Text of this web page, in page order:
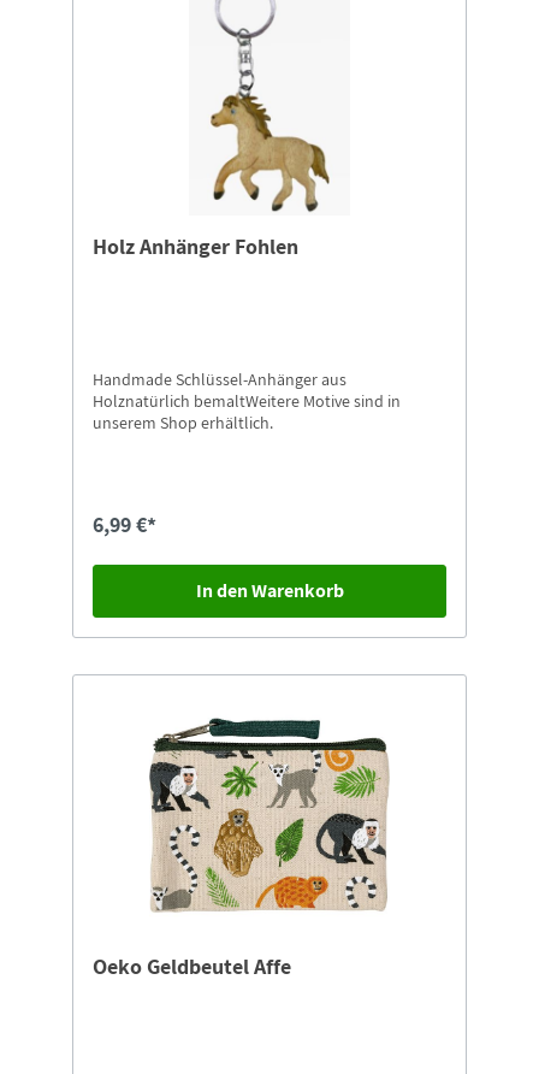
Holz Anhänger Fohlen
Handmade Schlüssel-Anhänger aus
Holznatürlich bemaltWeitere Motive sind in
unserem Shop erhältlich.
6,99 €*
In den Warenkorb
Oeko Geldbeutel Affe